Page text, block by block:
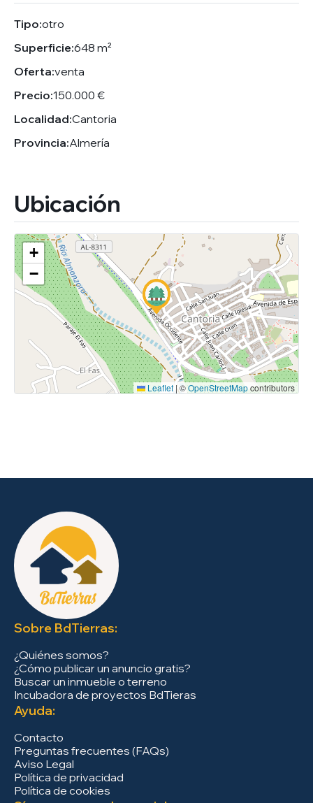
Tipo:otro
Superficie:648 m²
Oferta:venta
Precio:150.000 €
Localidad:Cantoria
Provincia:Almería
Ubicación
+
−
Leaflet |©OpenStreetMapcontributors
Sobre BdTierras:
¿Quiénes somos?
¿Cómo publicar un anuncio gratis?
Buscar un inmueble o terreno
Incubadora de proyectos BdTieras
Ayuda:
Contacto
Preguntas frecuentes (FAQs)
Aviso Legal
Política de privacidad
Política de cookies